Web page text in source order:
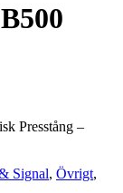
Presstång –
Signal, Övrigt,